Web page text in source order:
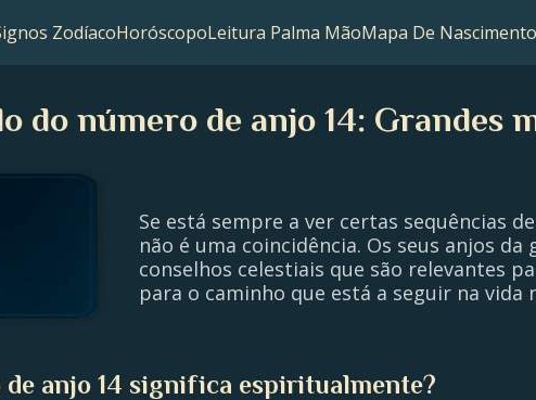
ZodíacoHoróscopoLeitura Palma MãoMapa De Nascimento
do número de anjo 14: Grandes
Se está sempre a ver certas sequências
não é uma coincidência. Os seus anjos
conselhos celestiais que são relevantes
para o caminho que está a seguir na vida
de anjo 14 significa espiritualmente?